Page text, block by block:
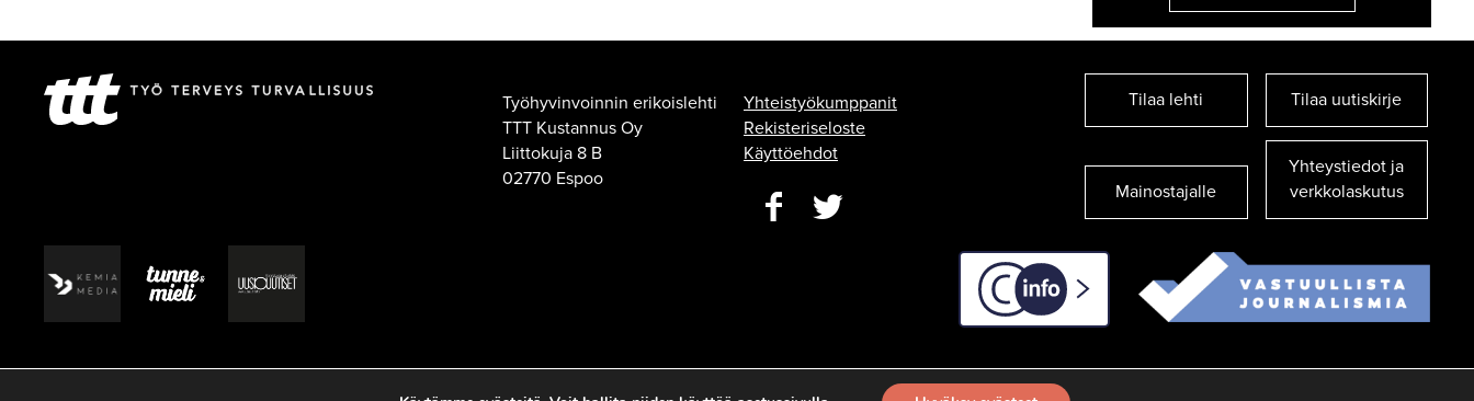
Työhyvinvoinnin erikoislehti
TTT Kustannus Oy
Liittokuja 8 B
02770 Espoo
Yhteistyökumppanit
Rekisteriseloste
Käyttöehdot
Tilaa lehti Tilaa uutiskirje
Mainostajalle
Yhteystiedot ja
verkkolaskutus
C-info